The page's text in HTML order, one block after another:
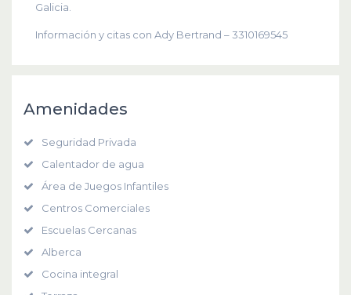
Galicia.
Información y citas con Ady Bertrand – 3310169545
Amenidades
Seguridad Privada
Calentador de agua
Área de Juegos Infantiles
Centros Comerciales
Escuelas Cercanas
Alberca
Cocina integral